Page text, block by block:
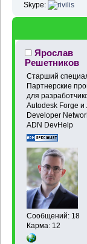
Skype:
Ярослав
Решетников
Старший
Партнерские
для
Autodesk Forge и
Developer
ADN DevHelp
Сообщений: 18
Карма: 12